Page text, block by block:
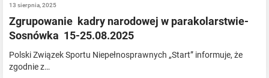
13 sierpnia, 2025
Zgrupowanie kadry narodowej w parakolarstwie-
Sosnówka 15-25.08.2025
Polski Związek Sportu Niepełnosprawnych „Start” informuje, że
zgodnie z…